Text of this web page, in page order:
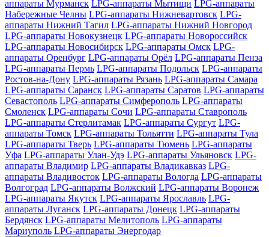
аппараты Мурманск LPG-аппараты Мытищи LPG-аппараты
Набережные Челны LPG-аппараты Нижневартовск LPG-
аппараты Нижний Тагил LPG-аппараты Нижний Новгород
LPG-аппараты Новокузнецк LPG-аппараты Новороссийск
LPG-аппараты Новосибирск LPG-аппараты Омск LPG-
аппараты Оренбург LPG-аппараты Орёл LPG-аппараты Пенза
LPG-аппараты Пермь LPG-аппараты Подольск LPG-аппараты
Ростов-на-Дону LPG-аппараты Рязань LPG-аппараты Самара
LPG-аппараты Саранск LPG-аппараты Саратов LPG-аппараты
Севастополь LPG-аппараты Симферополь LPG-аппараты
Смоленск LPG-аппараты Сочи LPG-аппараты Ставрополь
LPG-аппараты Стерлитамак LPG-аппараты Сургут LPG-
аппараты Томск LPG-аппараты Тольятти LPG-аппараты Тула
LPG-аппараты Тверь LPG-аппараты Тюмень LPG-аппараты
Уфа LPG-аппараты Улан-Удэ LPG-аппараты Ульяновск LPG-
аппараты Владимир LPG-аппараты Владикавказ LPG-
аппараты Владивосток LPG-аппараты Вологда LPG-аппараты
Волгоград LPG-аппараты Волжский LPG-аппараты Воронеж
LPG-аппараты Якутск LPG-аппараты Ярославль LPG-
аппараты Луганск LPG-аппараты Донецк LPG-аппараты
Бердянск LPG-аппараты Мелитополь LPG-аппараты
Мариуполь LPG-аппараты Энергодар